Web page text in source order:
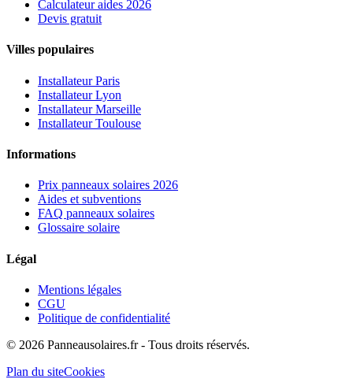
Calculateur aides 2026
Devis gratuit
Villes populaires
Installateur Paris
Installateur Lyon
Installateur Marseille
Installateur Toulouse
Informations
Prix panneaux solaires 2026
Aides et subventions
FAQ panneaux solaires
Glossaire solaire
Légal
Mentions légales
CGU
Politique de confidentialité
© 2026 Panneausolaires.fr - Tous droits réservés.
Plan du siteCookies